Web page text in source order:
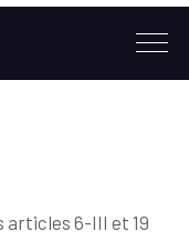
articles 6-III et 19